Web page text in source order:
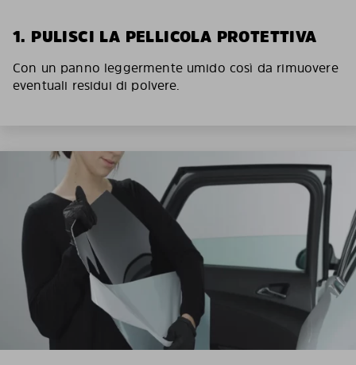
1. PULISCI LA PELLICOLA PROTETTIVA
Con un panno leggermente umido così da rimuovere
eventuali residui di polvere.